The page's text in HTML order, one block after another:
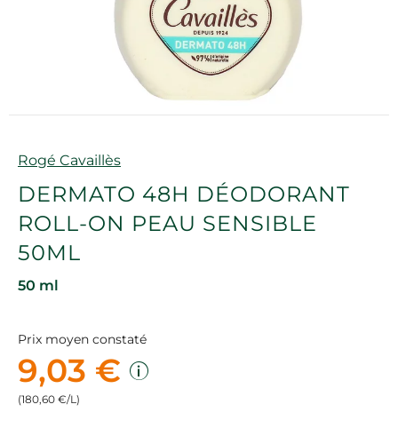
Marque
Rogé Cavaillès
DERMATO 48H DÉODORANT
ROLL-ON PEAU SENSIBLE
50ML
50 ml
Prix moyen constaté
9,03 €
(180,60 €/L)